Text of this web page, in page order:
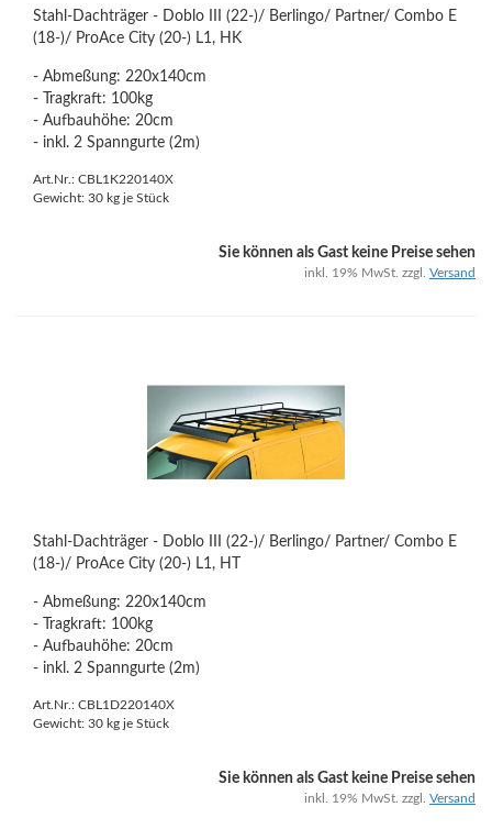
Stahl-Dachträger - Doblo III (22-)/ Berlingo/ Partner/ Combo E
(18-)/ ProAce City (20-) L1, HK
- Abmeßung: 220x140cm
- Tragkraft: 100kg
- Aufbauhöhe: 20cm
- inkl. 2 Spanngurte (2m)
Art.Nr.: CBL1K220140X
Gewicht: 30 kg je Stück
Sie können als Gast keine Preise sehen
inkl. 19% MwSt. zzgl. Versand
Stahl-Dachträger - Doblo III (22-)/ Berlingo/ Partner/ Combo E
(18-)/ ProAce City (20-) L1, HT
- Abmeßung: 220x140cm
- Tragkraft: 100kg
- Aufbauhöhe: 20cm
- inkl. 2 Spanngurte (2m)
Art.Nr.: CBL1D220140X
Gewicht: 30 kg je Stück
Sie können als Gast keine Preise sehen
inkl. 19% MwSt. zzgl. Versand